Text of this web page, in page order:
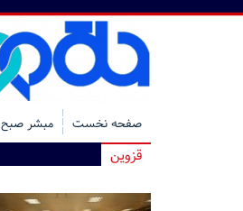
صفحه نخست مبشر صبح
قزوین